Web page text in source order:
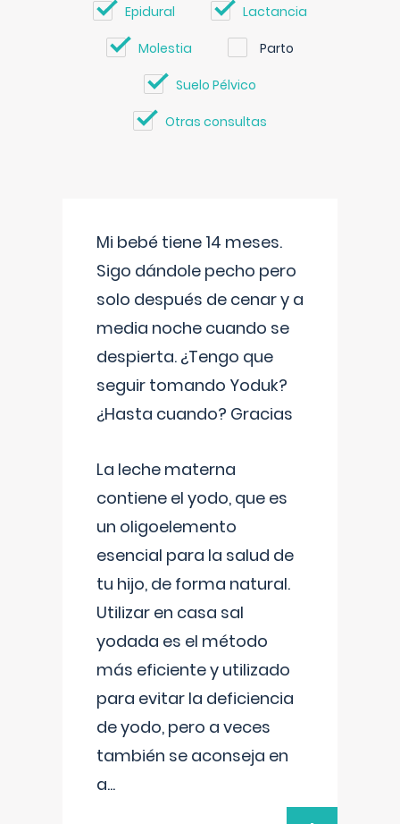
Epidural Lactancia
Molestia Parto
Suelo Pélvico
Otras consultas
Mi bebé tiene 14 meses.
Sigo dándole pecho pero
solo después de cenar y a
media noche cuando se
despierta. ¿Tengo que
seguir tomando Yoduk?
¿Hasta cuando? Gracias
La leche materna
contiene el yodo, que es
un oligoelemento
esencial para la salud de
tu hijo, de forma natural.
Utilizar en casa sal
yodada es el método
más eficiente y utilizado
para evitar la deficiencia
de yodo, pero a veces
también se aconseja en
a...